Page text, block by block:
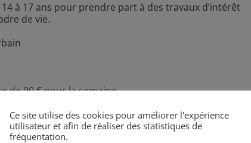
à 17 ans pour prendre part à des travaux d’intérêt
de vie.
de 90 € pour la semaine.
d’une initiation de 2h aux gestes qui sauvent,
des compétences précieuses.
Ce site utilise des cookies pour améliorer l'expérience
utilisateur et afin de réaliser des statistiques de
fréquentation.